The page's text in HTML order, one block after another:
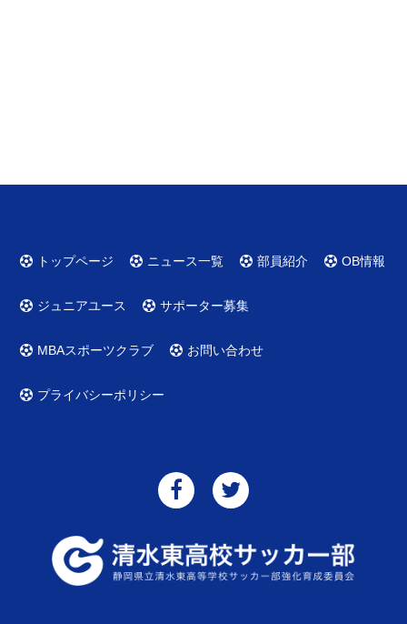
トップページ ニュース一覧 部員紹介 OB情報
ジュニアユース サポーター募集
MBAスポーツクラブ お問い合わせ
プライバシーポリシー